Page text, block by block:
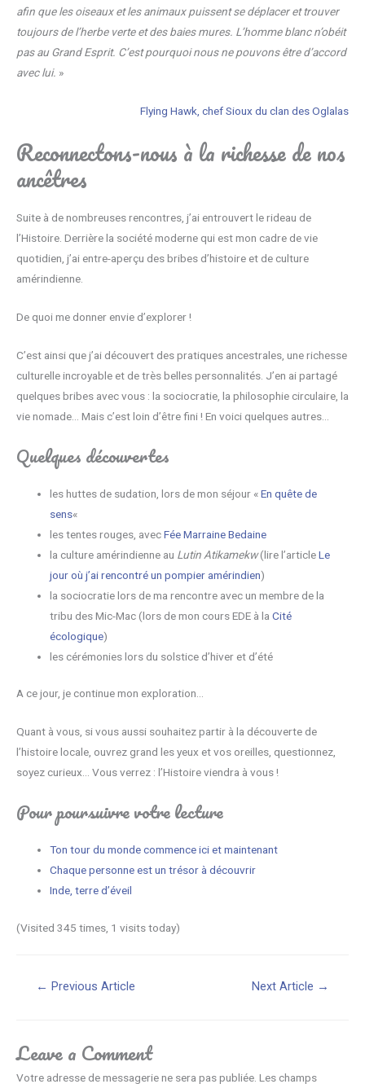
afin que les oiseaux et les animaux puissent se déplacer et trouver
toujours de l’herbe verte et des baies mures. L’homme blanc n’obéit
pas au Grand Esprit. C’est pourquoi nous ne pouvons être d’accord
avec lui. »
Flying Hawk, chef Sioux du clan des Oglalas
Reconnectons-nous à la richesse de nos
ancêtres
Suite à de nombreuses rencontres, j’ai entrouvert le rideau de
l’Histoire. Derrière la société moderne qui est mon cadre de vie
quotidien, j’ai entre-aperçu des bribes d’histoire et de culture
amérindienne.
De quoi me donner envie d’explorer !
C’est ainsi que j’ai découvert des pratiques ancestrales, une richesse
culturelle incroyable et de très belles personnalités. J’en ai partagé
quelques bribes avec vous : la sociocratie, la philosophie circulaire, la
vie nomade… Mais c’est loin d’être fini ! En voici quelques autres…
Quelques découvertes
les huttes de sudation, lors de mon séjour «En quête de
sens«
les tentes rouges, avecFée Marraine Bedaine
la culture amérindienne au Lutin Atikamekw(lire l’articleLe
jour où j’ai rencontré un pompier amérindien)
la sociocratie lors de ma rencontre avec un membre de la
tribu des Mic-Mac (lors de mon cours EDE à laCité
écologique)
les cérémonies lors du solstice d’hiver et d’été
A ce jour, je continue mon exploration…
Quant à vous, si vous aussi souhaitez partir à la découverte de
l’histoire locale, ouvrez grand les yeux et vos oreilles, questionnez,
soyez curieux… Vous verrez : l’Histoire viendra à vous !
Pour poursuivre votre lecture
Ton tour du monde commence ici et maintenant
Chaque personne est un trésor à découvrir
Inde, terre d’éveil
(Visited 345 times, 1 visits today)
Navigation
l’article
← Previous Article Next Article →
Leave a Comment
Votre adresse de messagerie ne sera pas publiée. Les champs